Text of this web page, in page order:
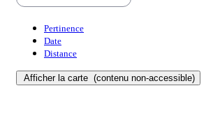
Pertinence
Date
Distance
Afficher la carte (contenu non-accessible)